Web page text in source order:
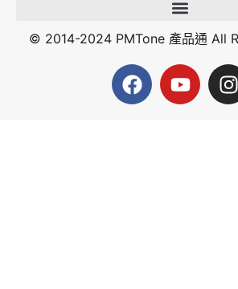
© 2014-2024 PMTone 產品通 All